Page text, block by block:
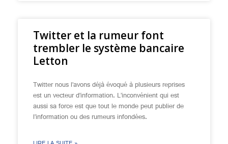
Twitter et la rumeur font
trembler le système bancaire
Letton
Twitter nous l’avons déjà évoqué à plusieurs reprises
est un vecteur d’information. L’inconvénient qui est
aussi sa force est que tout le monde peut publier de
l’information ou des rumeurs infondées.